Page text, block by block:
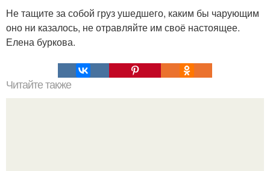
Не тащите за собой груз ушедшего, каким бы чарующим
оно ни казалось, не отравляйте им своё настоящее.
Елена буркова.
Читайте также